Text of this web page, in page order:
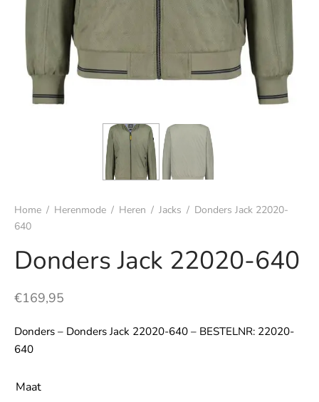
Home / Herenmode / Heren / Jacks / Donders Jack 22020-
640
Donders Jack 22020-640
€169,95
Donders – Donders Jack 22020-640 – BESTELNR: 22020-
640
Maat
& nachtmode
& t-shirts
& vesten